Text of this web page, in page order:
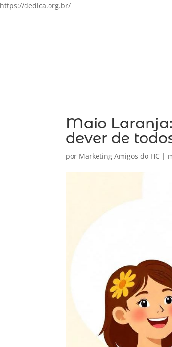
https://dedica.org.br/
Maio
dever de
por Marketing Amigos do HC |